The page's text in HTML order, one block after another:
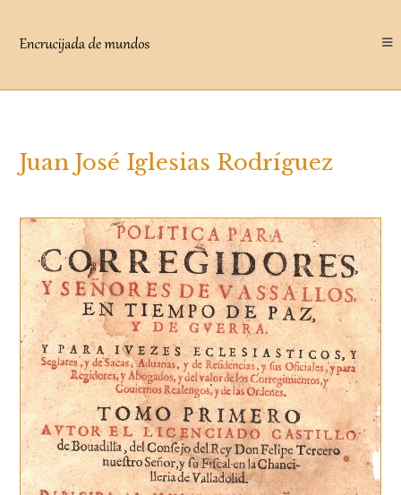
contenido
Juan José Iglesias Rodríguez